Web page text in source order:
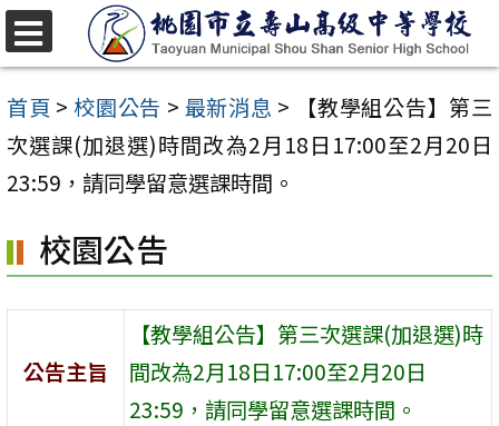
跳
至
主
要
內
區
首頁 > 校園公告 > 最新消息 >
【教學組公告】第三
次選課(加退選)時間改為2月18日17:00至2月20日
23:59，請同學留意選課時間。
校園公告
公告主旨
【教學組公告】第三次選課(加退選)時
間改為2月18日17:00至2月20日
23:59，請同學留意選課時間。
選
單